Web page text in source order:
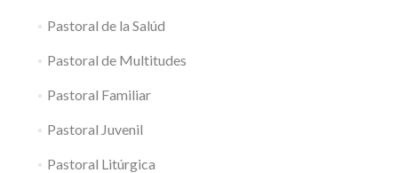
Pastoral de la Salúd
Pastoral de Multitudes
Pastoral Familiar
Pastoral Juvenil
Pastoral Litúrgica